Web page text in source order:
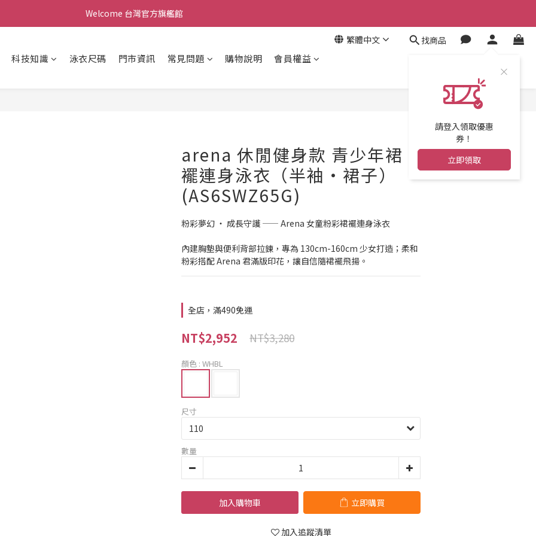
Welcome 台灣官方旗艦館
Welcome 台灣官方旗艦館
繁體中文 找商品
請登入領取優惠
券！
立即領取
科技知識 泳衣尺碼 門市資訊 常見問題 購物說明 會員權益
arena 休閒健身款 青少年裙
襬連身泳衣（半袖・裙子）
(AS6SWZ65G)
粉彩夢幻 ‧ 成長守護 —— Arena 女童粉彩裙襬連身泳衣
內建胸墊與便利背部拉鍊，專為 130cm-160cm 少女打造；柔和
粉彩搭配 Arena 君滿版印花，讓自信隨裙襬飛揚。
全店，滿490免運
NT$2,952 NT$3,280
顏色 : WHBL
尺寸
數量
加入購物車 立即購買
加入追蹤清單